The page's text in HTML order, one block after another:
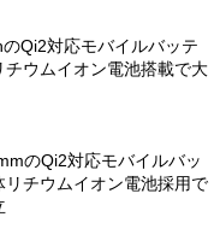
Qi2対応モバイルバッテ
ウムイオン電池搭載で大
のQi2対応モバイルバッ
チウムイオン電池採用で